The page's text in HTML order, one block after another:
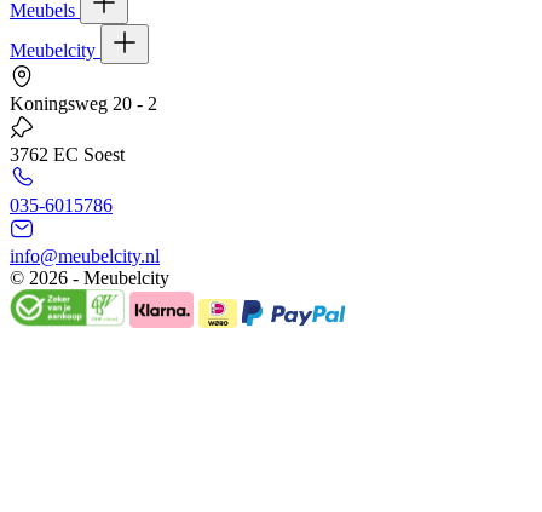
Meubels
Meubelcity
Koningsweg 20 - 2
3762 EC Soest
035-6015786
info@meubelcity.nl
© 2026 - Meubelcity